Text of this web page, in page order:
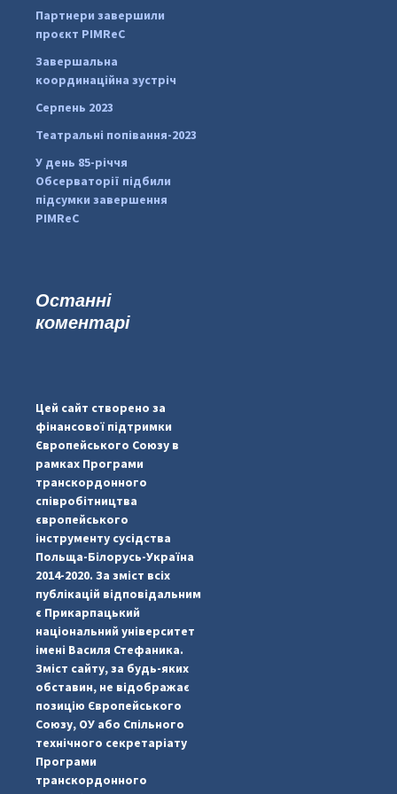
pimrec_project
#PipIvanToday
Партнери завершили
проєкт PIMReC
Завершальна
координаційна зустріч
Серпень 2023
Театральні попівання-2023
У день 85-річчя
Обсерваторії підбили
підсумки завершення
PIMReC
Останні
коментарі
Цей сайт створено за
фінансової підтримки
Європейського Союзу в
рамках Програми
транскордонного
співробітництва
європейського
інструменту сусідства
Польща-Білорусь-Україна
2014-2020. За зміст всіх
публікацій відповідальним
є Прикарпацький
національний університет
імені Василя Стефаника.
Зміст сайту, за будь-яких
обставин, не відображає
позицію Європейського
Союзу, ОУ або Спільного
технічного секретаріату
Програми
транскордонного